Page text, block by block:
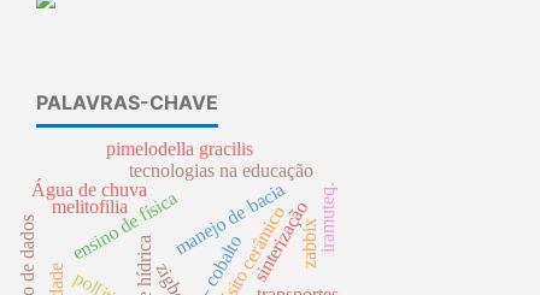
PALAVRAS-CHAVE
ensino de físicamanejo de bacia
tecnologias na educação
sinterização
zabbix
Água de chuva
pimelodella gracilis
iramuteq.
melitofilia